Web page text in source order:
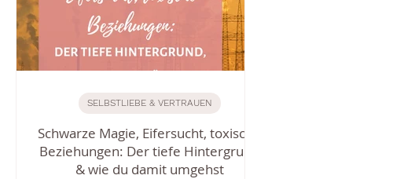
Schwarze Magie, Eifersucht, toxische
Beziehungen: Der tiefe Hintergrund
& wie du damit umgehst
SELBSTLIEBE & VERTRAUEN